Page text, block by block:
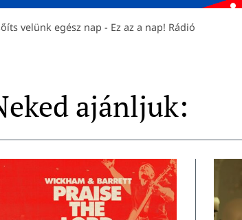
velünk egész nap - Ez az a nap! Rádió
ajánljuk: